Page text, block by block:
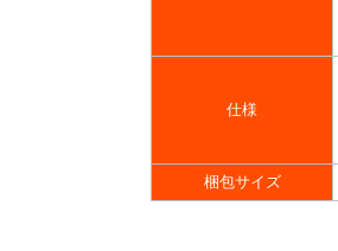
仕様
梱包サイズ